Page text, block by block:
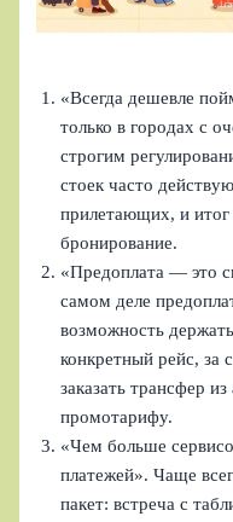
«Всегда дешевле
только в городах с
строгим
стоек часто
прилетающих, и
бронирование.
«Предоплата — это
самом деле
возможность
конкретный рейс, за
заказать трансфер
промотарифу.
«Чем больше
платежей». Чаще
пакет: встреча с